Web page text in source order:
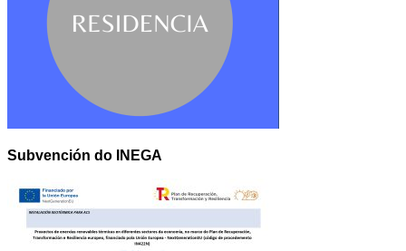
Subvención do INEGA